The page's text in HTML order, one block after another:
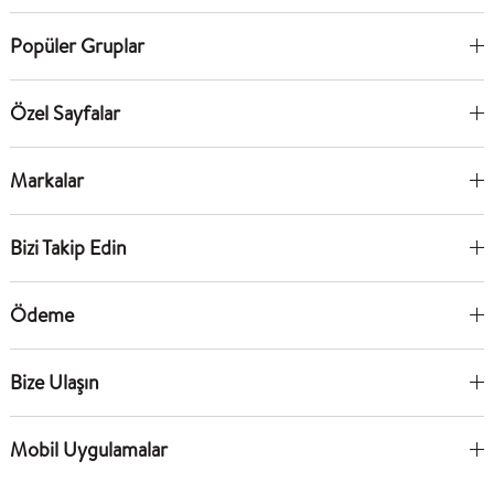
Popüler Gruplar
Özel Sayfalar
Markalar
Bizi Takip Edin
Ödeme
Bize Ulaşın
Mobil Uygulamalar